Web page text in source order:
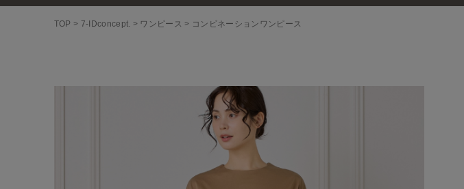
TOP 7-IDconcept. ワンピース コンビネーションワンピース